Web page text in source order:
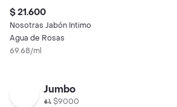
$ 21.600
Nosotras Jabón Intimo
Agua de Rosas
69.68/ml
Jumbo
$9000